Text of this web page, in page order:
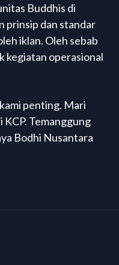
Buddhis di
prinsip dan standar
iklan. Oleh sebab
kegiatan operasional
penting. Mari
Temanggung
Bodhi Nusantara